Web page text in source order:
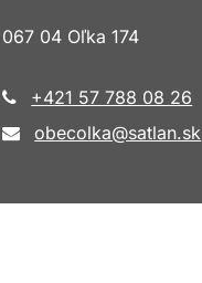
067 04 Oľka 174
+421 57 788 08 26
obecolka@satlan.sk